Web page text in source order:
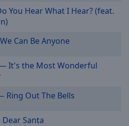
You Hear What I Hear? (feat.
Can Be Anyone
It's the Most Wonderful
Ring Out The Bells
Santa